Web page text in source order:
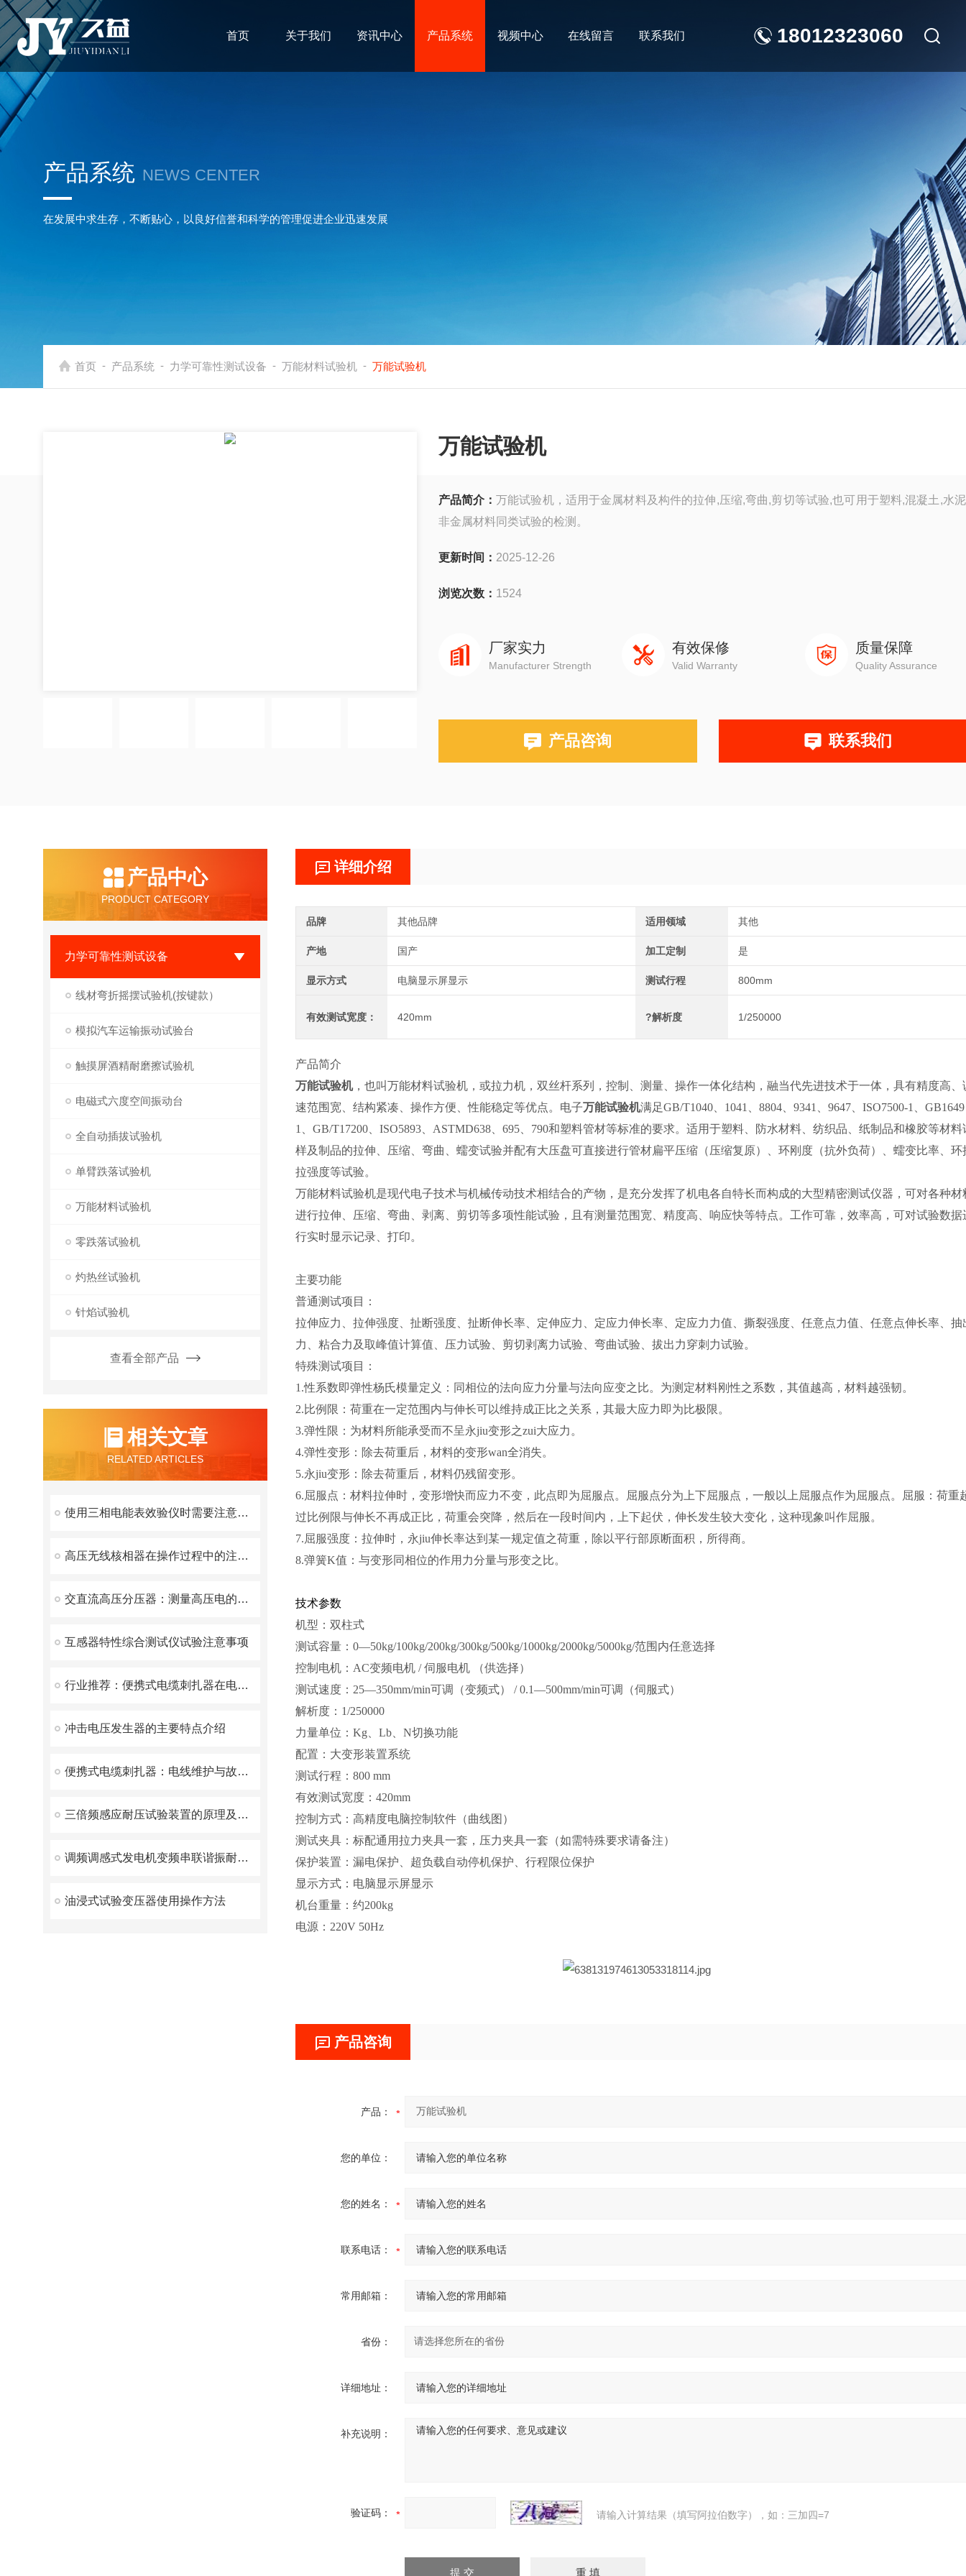
18012323060
首页 关于我们 资讯中心 产品系统 视频中心 在线留言 联系我们
产品系统 NEWS CENTER
在发展中求生存，不断贴心，以良好信誉和科学的管理促进企业迅速发展
首页 - 产品系统 - 力学可靠性测试设备 - 万能材料试验机 - 万能试验机
万能试验机
产品简介： 万能试验机，适用于金属材料及构件的拉伸,压缩,弯曲,剪切等试验,也可用于塑料,混凝土,水
非金属材料同类试验的检测。
更新时间： 2025-12-26
浏览次数： 1524
厂家实力
Manufacturer Strength
有效保修
Valid Warranty
质量保障
Quality Assurance
产品咨询 联系我们
产品中心
PRODUCT CATEGORY
力学可靠性测试设备
线材弯折摇摆试验机(按键款）
模拟汽车运输振动试验台
触摸屏酒精耐磨擦试验机
电磁式六度空间振动台
全自动插拔试验机
单臂跌落试验机
万能材料试验机
零跌落试验机
灼热丝试验机
针焰试验机
查看全部产品
相关文章
RELATED ARTICLES
使用三相电能表效验仪时需要注意以下几点
高压无线核相器在操作过程中的注意事项
交直流高压分压器：测量高压电的关键设备
互感器特性综合测试仪试验注意事项
行业推荐：便携式电缆刺扎器在电缆工程中的应用
冲击电压发生器的主要特点介绍
便携式电缆刺扎器：电线维护与故障修复的得力助手
三倍频感应耐压试验装置的原理及日常维护策略
调频调感式发电机变频串联谐振耐压装置：创新技术解决发电机交流耐压试验难题
油浸式试验变压器使用操作方法
详细介绍
品牌 其他品牌 适用领域 其他
产地 国产 加工定制 是
显示方式 电脑显示屏显示 测试行程 800mm
有效测试宽度： 420mm ?解析度 1/250000
产品简介
万能试验机，也叫万能材料试验机，或拉力机，双丝杆系列，控制、测量、操作一体化结构，融当代先进技术于一体，具有精度高、
速范围宽、结构紧凑、操作方便、性能稳定等优点。电子万能试验机满足GB/T1040、1041、8804、9341、9647、ISO7500-1、GB1649
1、GB/T17200、ISO5893、ASTMD638、695、790和塑料管材等标准的要求。适用于塑料、防水材料、纺织品、纸制品和橡胶等材料
样及制品的拉伸、压缩、弯曲、蠕变试验并配有大压盘可直接进行管材扁平压缩（压缩复原）、环刚度（抗外负荷）、蠕变比率、环
拉强度等试验。
万能材料试验机是现代电子技术与机械传动技术相结合的产物，是充分发挥了机电各自特长而构成的大型精密测试仪器，可对各种材
进行拉伸、压缩、弯曲、剥离、剪切等多项性能试验，且有测量范围宽、精度高、响应快等特点。工作可靠，效率高，可对试验数据
行实时显示记录、打印。
主要功能
普通测试项目：
拉伸应力、拉伸强度、扯断强度、扯断伸长率、定伸应力、定应力伸长率、定应力力值、撕裂强度、任意点力值、任意点伸长率、抽
力、粘合力及取峰值计算值、压力试验、剪切剥离力试验、弯曲试验、拔出力穿刺力试验。
特殊测试项目：
1.性系数即弹性杨氏模量定义：同相位的法向应力分量与法向应变之比。为测定材料刚性之系数，其值越高，材料越强韧。
2.比例限：荷重在一定范围内与伸长可以维持成正比之关系，其最大应力即为比极限。
3.弹性限：为材料所能承受而不呈永jiu变形之zui大应力。
4.弹性变形：除去荷重后，材料的变形wan全消失。
5.永jiu变形：除去荷重后，材料仍残留变形。
6.屈服点：材料拉伸时，变形增快而应力不变，此点即为屈服点。屈服点分为上下屈服点，一般以上屈服点作为屈服点。屈服：荷重
过比例限与伸长不再成正比，荷重会突降，然后在一段时间内，上下起伏，伸长发生较大变化，这种现象叫作屈服。
7.屈服强度：拉伸时，永jiu伸长率达到某一规定值之荷重，除以平行部原断面积，所得商。
8.弹簧K值：与变形同相位的作用力分量与形变之比。
技术参数
机型：双柱式
测试容量：0—50kg/100kg/200kg/300kg/500kg/1000kg/2000kg/5000kg/范围内任意选择
控制电机：AC变频电机 / 伺服电机 （供选择）
测试速度：25—350mm/min可调（变频式） / 0.1—500mm/min可调（伺服式）
解析度：1/250000
力量单位：Kg、Lb、N切换功能
配置：大变形装置系统
测试行程：800 mm
有效测试宽度：420mm
控制方式：高精度电脑控制软件（曲线图）
测试夹具：标配通用拉力夹具一套，压力夹具一套（如需特殊要求请备注）
保护装置：漏电保护、超负载自动停机保护、行程限位保护
显示方式：电脑显示屏显示
机台重量：约200kg
电源：220V 50Hz
产品咨询
产品：
您的单位：
您的姓名：
联系电话：
常用邮箱：
省份：
详细地址：
补充说明：
验证码： 请输入计算结果（填写阿拉伯数字），如：三加四=7